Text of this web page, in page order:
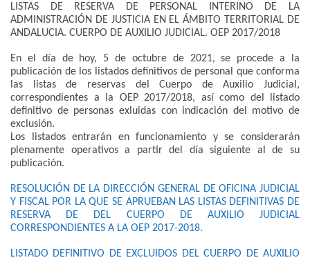
LISTAS DE RESERVA DE PERSONAL INTERINO DE LA
ADMINISTRACIÓN DE JUSTICIA EN EL ÁMBITO TERRITORIAL DE
ANDALUCIA. CUERPO DE AUXILIO JUDICIAL. OEP 2017/2018
En el día de hoy, 5 de octubre de 2021, se procede a la
publicación de los listados definitivos de personal que conforma
las listas de reservas del Cuerpo de Auxilio Judicial,
correspondientes a la OEP 2017/2018, así como del listado
definitivo de personas exluidas con indicación del motivo de
exclusión.
Los listados entrarán en funcionamiento y se considerarán
plenamente operativos a partir del día siguiente al de su
publicación.
RESOLUCIÓN DE LA DIRECCIÓN GENERAL DE OFICINA JUDICIAL
Y FISCAL POR LA QUE SE APRUEBAN LAS LISTAS DEFINITIVAS DE
RESERVA DE DEL CUERPO DE AUXILIO JUDICIAL
CORRESPONDIENTES A LA OEP 2017-2018.
LISTADO DEFINITIVO DE EXCLUIDOS DEL CUERPO DE AUXILIO